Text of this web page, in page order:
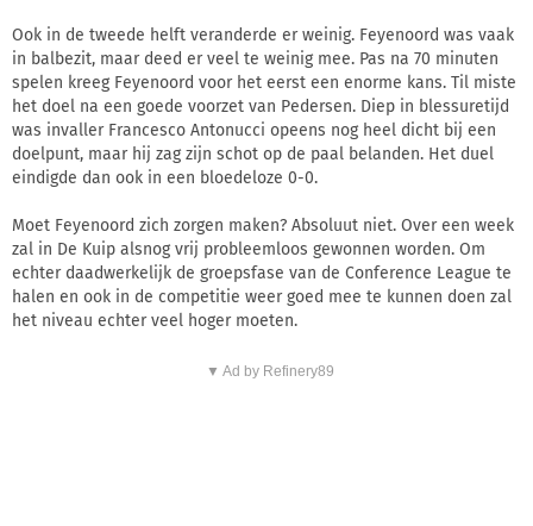
Ook in de tweede helft veranderde er weinig. Feyenoord was vaak
in balbezit, maar deed er veel te weinig mee. Pas na 70 minuten
spelen kreeg Feyenoord voor het eerst een enorme kans. Til miste
het doel na een goede voorzet van Pedersen. Diep in blessuretijd
was invaller Francesco Antonucci opeens nog heel dicht bij een
doelpunt, maar hij zag zijn schot op de paal belanden. Het duel
eindigde dan ook in een bloedeloze 0-0.
Moet Feyenoord zich zorgen maken? Absoluut niet. Over een week
zal in De Kuip alsnog vrij probleemloos gewonnen worden. Om
echter daadwerkelijk de groepsfase van de Conference League te
halen en ook in de competitie weer goed mee te kunnen doen zal
het niveau echter veel hoger moeten.
▼ Ad by Refinery89